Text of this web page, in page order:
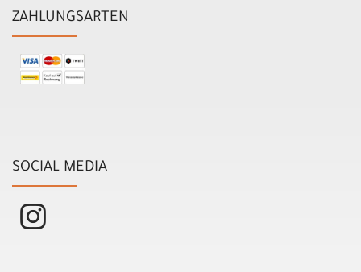
ZAHLUNGSARTEN
SOCIAL MEDIA